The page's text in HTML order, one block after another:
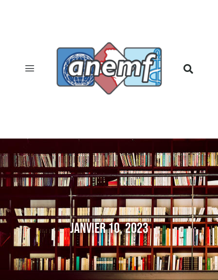
Janvier 10, 2023